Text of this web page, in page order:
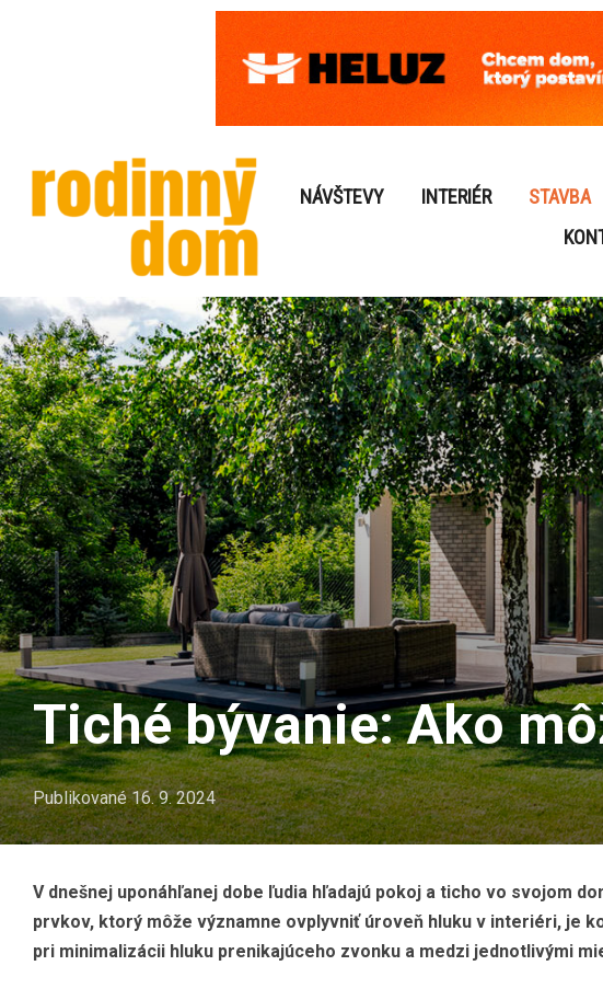
NÁVŠTEVY INTERIÉR STAVBA
Tiché bývanie: Ako
Publikované16. 9. 2024
V dnešnej uponáhľanej dobe ľudia hľadajú pokoj a ticho vo svojom
prvkov, ktorý môže významne ovplyvniť úroveň hluku v interiéri, je
pri minimalizácii hluku prenikajúceho zvonku a medzi jednotlivými